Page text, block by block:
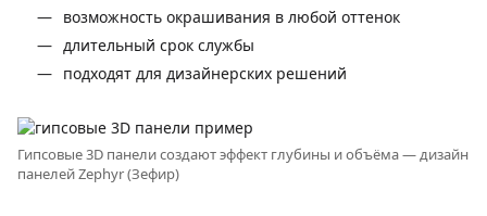
возможность окрашивания в любой оттенок
длительный срок службы
подходят для дизайнерских решений
Гипсовые 3D панели создают эффект глубины и объёма — дизайн
панелей Zephyr (Зефир)